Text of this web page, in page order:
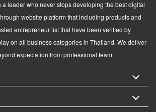
a leader who never stops developing the best digital
website platform that including products and
entrepreneur list that have been verified by
on all business categories in Thailand. We deliver
expectation from professional team.